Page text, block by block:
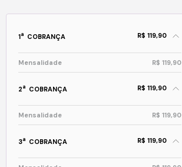
1a COBRANÇA R$ 119,90
Mensalidade R$ 119,90
2a COBRANÇA R$ 119,90
Mensalidade R$ 119,90
3a COBRANÇA R$ 119,90